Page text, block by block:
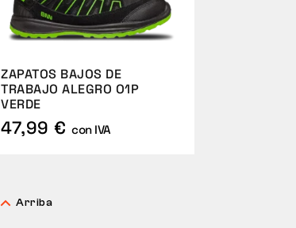
ZAPATOS BAJOS DE
TRABAJO ALEGRO O1P
VERDE
47,99 € con IVA
Arriba